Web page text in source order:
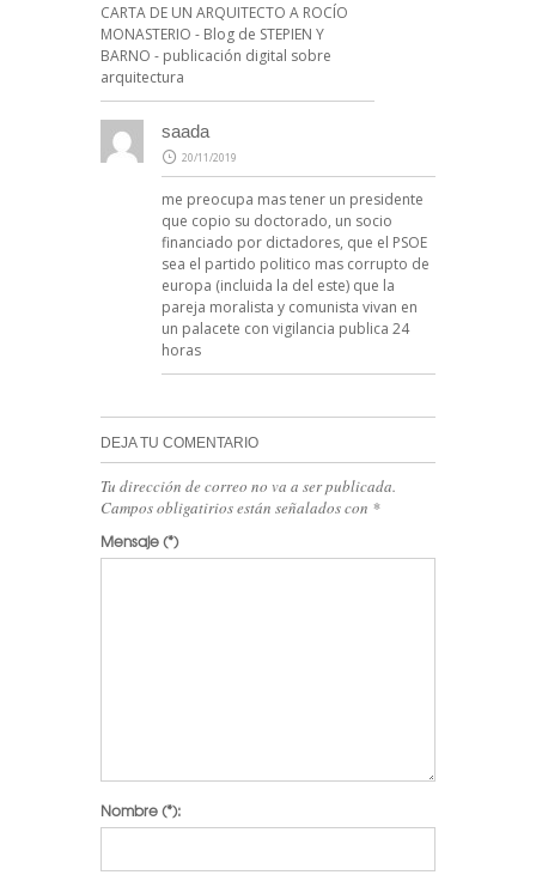
CARTA DE UN ARQUITECTO A ROCÍO
MONASTERIO - Blog de STEPIEN Y
BARNO - publicación digital sobre
arquitectura
saada
20/11/2019
me preocupa mas tener un presidente
que copio su doctorado, un socio
financiado por dictadores, que el PSOE
sea el partido politico mas corrupto de
europa (incluida la del este) que la
pareja moralista y comunista vivan en
un palacete con vigilancia publica 24
horas
DEJA TU COMENTARIO
Tu dirección de correo no va a ser publicada.
Campos obligatirios están señalados con *
Mensaje(*)
Nombre(*):